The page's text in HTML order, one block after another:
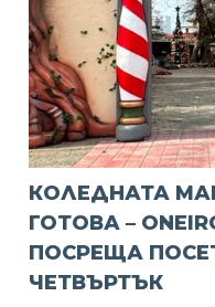
КОЛЕДНАТА
ГОТОВА –
ПОСРЕЩА
ЧЕТВЪРТЪК